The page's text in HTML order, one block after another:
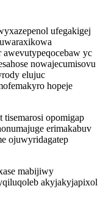
ufegakigej
yc
nowajecumisovu
elujuc
hopeje
opomigap
erimakabuv
ojuwyridagatep
mabijiwy
akyjakyjapixol